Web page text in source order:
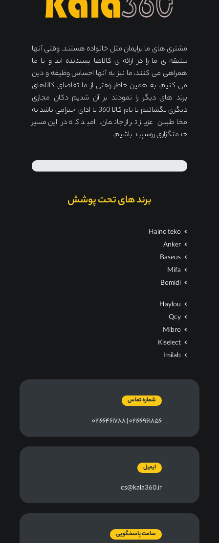
مشتری های ما برایمان مثل خانواده هستند. وقتی آنها
سلیقه ی ما را در ارائه ی کالاها پسندیده اند و با ما
همراهی می کنند، ما نیز به آنها احساس وظیفه و دین
می کنیم. به همین خاطر وقتی از ما تقاضای کالاهای
برند های دیگر را نمودند بر آن شدیم دکان مجازی
دیگری بگشائیم با نام کالا 360 تا ادای احترامی باشد به
مخاطبین عزیز تر از جانمان. امید که در این مسیر
خدمتگزاری روسپید باشیم.
برند های تحت پوشش
Haino teko
Anker
Baseus
Mifa
Bomidi
Haylou
Qcy
Mibro
Kiselect
Imilab
شماره تماس
۰۲۱۶۶۹۶۱۸۵۶ | ۰۲۱۶۶۴۶۱۷۸۸
ایمیل
cs@kala360.ir
ساعت پاسخگویی